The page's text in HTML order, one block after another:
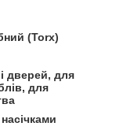
(Torx)
дверей, для
для